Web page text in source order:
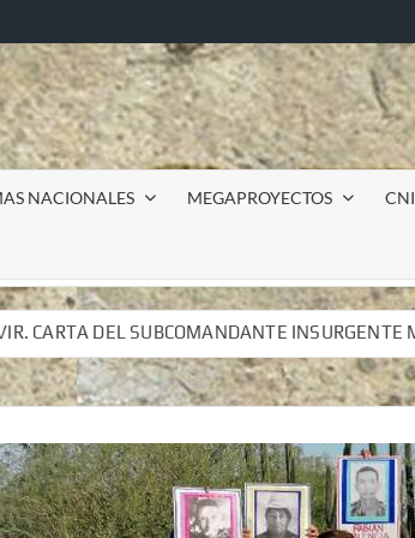
NACIONALES MEGAPROYECTOS CNI
INSURGENTE MOISÉS A LUIS DE TAVIRA
INSURGENTE MOISÉS A LUIS DE TAVIRA